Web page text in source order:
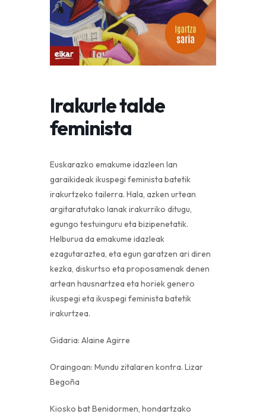
Irakurle talde
feminista
Euskarazko emakume idazleen lan
garaikideak ikuspegi feminista batetik
irakurtzeko tailerra. Hala, azken urtean
argitaratutako lanak irakurriko ditugu,
egungo testuinguru eta bizipenetatik.
Helburua da emakume idazleak
ezagutaraztea, eta egun garatzen ari diren
kezka, diskurtso eta proposamenak denen
artean hausnartzea eta horiek genero
ikuspegi eta ikuspegi feminista batetik
irakurtzea.
Gidaria: Alaine Agirre
Oraingoan: Mundu zitalaren kontra. Lizar
Begoña
Kiosko bat Benidormen, hondartzako